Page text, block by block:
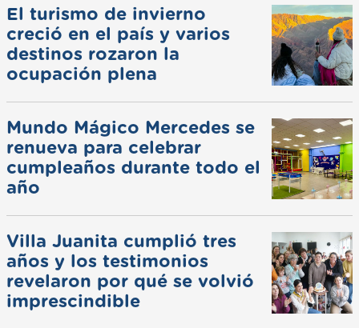
El turismo de invierno
creció en el país y varios
destinos rozaron la
ocupación plena
Mundo Mágico Mercedes se
renueva para celebrar
cumpleaños durante todo el
año
Villa Juanita cumplió tres
años y los testimonios
revelaron por qué se volvió
imprescindible